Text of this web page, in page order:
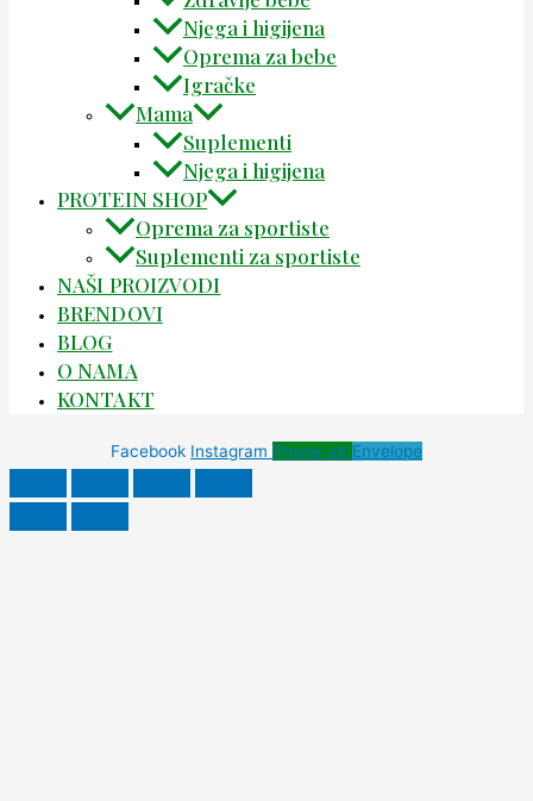
Njega i higijena
Oprema za bebe
Igračke
Mama
Suplementi
Njega i higijena
PROTEIN SHOP
Oprema za sportiste
Suplementi za sportiste
NAŠI PROIZVODI
BRENDOVI
BLOG
O NAMA
KONTAKT
Facebook Instagram Phone-alt Envelope